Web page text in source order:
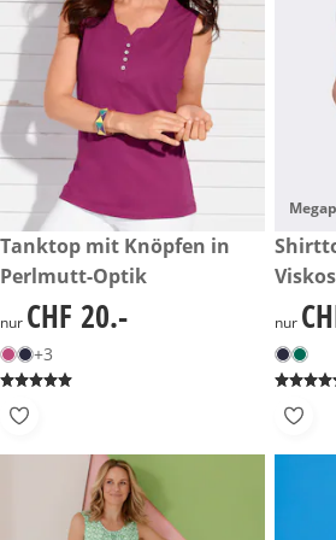
CHF 20.-
Tanktop mit Knöpfen in
Perlmutt-Optik
CHF 20.-
nur CHF 20.-
+3
CHF
CHF
nur